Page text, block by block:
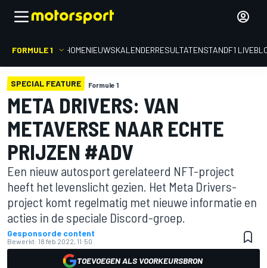
FORMULE 1 HOMENIEUWSKALENDERRESULTATENSTANDF1
SPECIAL FEATURE Formule 1
META DRIVERS: VAN
METAVERSE NAAR ECHTE
PRIJZEN #ADV
Een nieuw autosport gerelateerd NFT-project
heeft het levenslicht gezien. Het Meta Drivers-
project komt regelmatig met nieuwe informatie en
acties in de speciale Discord-groep.
Gesponsorde content
Bewerkt: 18 feb 2022, 11:50
TOEVOEGEN ALS VOORKEURSBRON